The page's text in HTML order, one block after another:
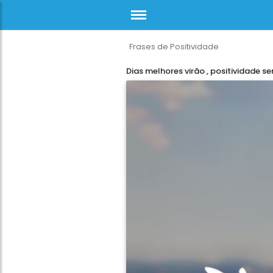
Frases de Positividade
Dias melhores virão , positividade